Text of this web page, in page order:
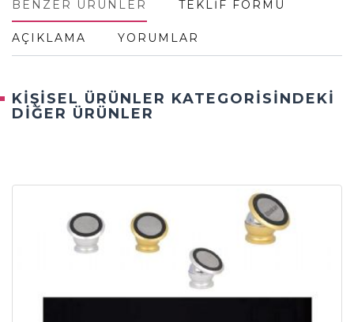
BENZER ÜRÜNLER TEKLİF FORMU
AÇIKLAMA YORUMLAR
KİŞİSEL ÜRÜNLER KATEGORİSİNDEKİ
DİĞER ÜRÜNLER